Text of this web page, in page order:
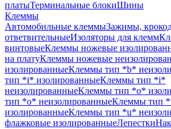
платыТерминальные блокиШины
Клеммы
Автомобильные клеммыЗажимы,
ответвительныеИзоляторы для клемм
винтовыеКлеммы ножевые
на платуКлеммы ножевые
изолированныеКлеммы тип *b*
тип *i* изолированныеКлеммы тип *i*
неизолированныеКлеммы тип *o*
тип *o* неизолированныеКлеммы тип
изолированныеКлеммы тип *u*
флажковые изолированныеЛепестки